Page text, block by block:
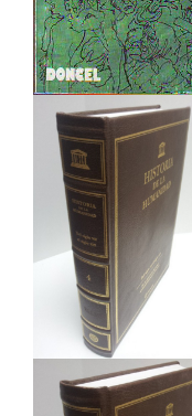
Infantil y juvenil. Nuevo!!!
Informática
Literatura fantástica
Literatura hispanoamericana
Mafia y espionaje
Matemáticas
Medicina
Música